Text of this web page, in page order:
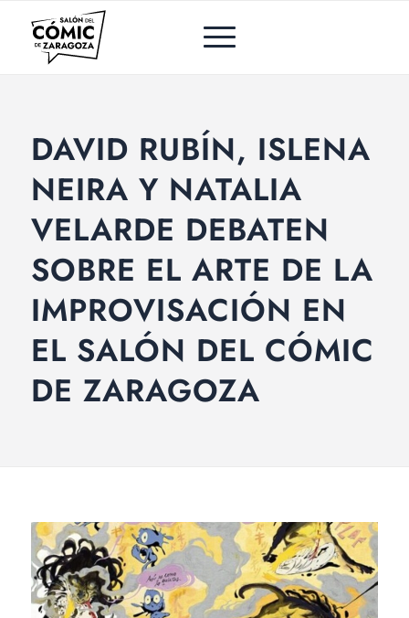
DAVID RUBÍN, ISLENA
NEIRA Y NATALIA
VELARDE DEBATEN
SOBRE EL ARTE DE LA
IMPROVISACIÓN EN
EL SALÓN DEL CÓMIC
DE ZARAGOZA